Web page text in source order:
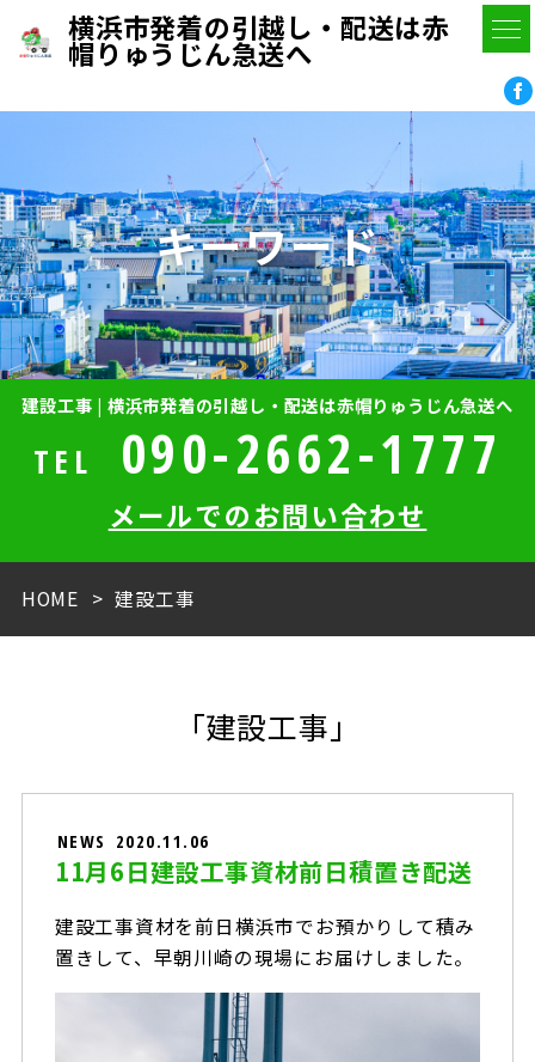
横浜市発着の引越し・配送は赤
帽りゅうじん急送へ
キーワード
建設工事 | 横浜市発着の引越し・配送は赤帽りゅうじん急送へ
TEL 090-2662-1777
メールでのお問い合わせ
HOME 建設工事
「建設工事」
NEWS 2020.11.06
11月6日建設工事資材前日積置き配送
建設工事資材を前日横浜市でお預かりして積み
置きして、早朝川崎の現場にお届けしました。